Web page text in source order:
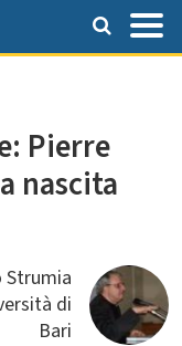
Pierre
nascita
Strumia
di
Bari